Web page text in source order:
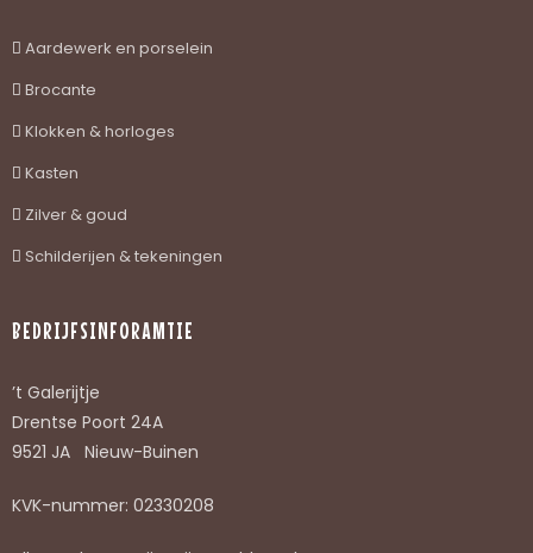
Aardewerk en porselein
Brocante
Klokken & horloges
Kasten
Zilver & goud
Schilderijen & tekeningen
BEDRIJFSINFORAMTIE
’t Galerijtje
Drentse Poort 24A
9521 JA Nieuw-Buinen
KVK-nummer: 02330208